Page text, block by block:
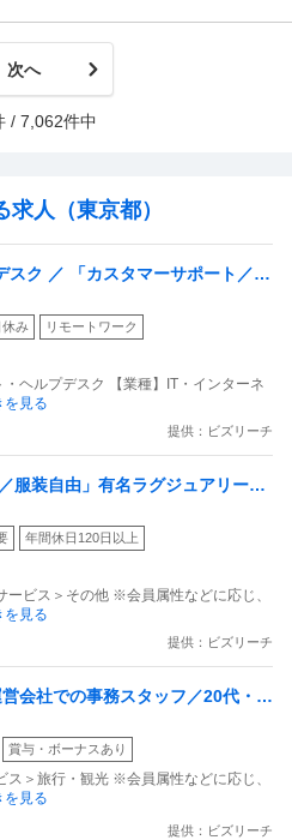
次へ
/ 7,062件中
人（東京都）
スク ／ 「カスタマーサポート／フ
るカスタマーサポートを募
休み リモートワーク
・ヘルプデスク 【業種】IT・インターネ
見る
提供：ビズリーチ
服装自由」有名ラグジュアリーブ
ュエリーの商品管理
年間休日120日以上
ービス＞その他 ※会員属性などに応じ、
見る
提供：ビズリーチ
会社での事務スタッフ／20代・3
りの好待遇！
賞与・ボーナスあり
ス＞旅行・観光 ※会員属性などに応じ、
見る
提供：ビズリーチ